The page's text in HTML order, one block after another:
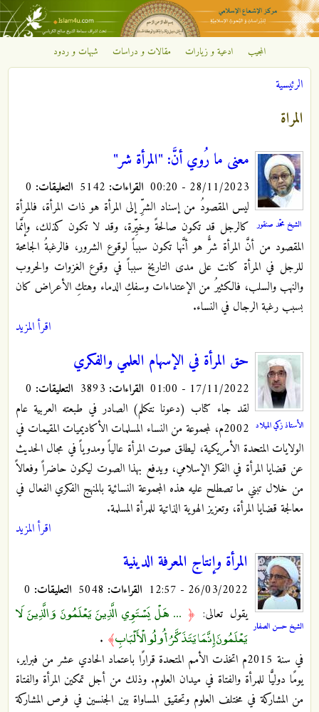
تجاوز إلى المحتوى الرئيسي
مركز
الإشعاع
الإسلامي
المجيب ادعية و زيارات مقالات و دراسات شبهات و ردود
أنت هنا
الرئيسية
المراة
الشيخ محمّد صنقور
معنى ما رُوي أنَّ: "المرأة شر"
28/11/2023 - 00:20 القراءات: التعليقات:
ليس المقصودُ من إسناد الشرِّ إلى المرأة هو ذات المرأة، فالمرأة
كالرجل قد تكون صالحةً وخيِّرة، وقد لا تكون كذلك، وإنَّما
المقصود من أنَّ المرأة شرٌّ هو أنَّها تكون سبباً لوقوع الشرور، فالرغبةُ الجامحة
للرجل في المرأة كانت على مدى التاريخ سبباً في وقوع الغزوات والحروب
والنهب والسلب، فالكثيرُ من الإعتداءات وسفكِ الدماء وهتكِ الأعراض كان
بسبب رغبة الرجال في النساء.
اقرأ المزيد
الأستاذ زكي الميلاد
حق المرأة في الإسهام العلمي والفكري
17/11/2022 - 01:00 القراءات: التعليقات:
لقد جاء كتاب (دعونا نتكلم) الصادر في طبعته العربية عام
2002م، لمجموعة من النساء المسلمات الأكاديميات المقيمات في
الولايات المتحدة الأمريكية، ليطلق صوت المرأة عالياً ومدوياً في مجال الحديث
عن قضايا المرأة في الفكر الإسلامي، ويدفع بهذا الصوت ليكون حاضراً وفعالاً
من خلال تبني ما تصطلح عليه هذه المجموعة النسائية بالمنهج الفكري الفعال في
معالجة قضايا المرأة، وتعزيز الهوية الذاتية للمرأة المسلمة.
اقرأ المزيد
الشيخ حسن الصفار
المرأة وإنتاج المعرفة الدينية
26/03/2022 - 12:57 القراءات: التعليقات:
يقول تعالى: ﴿ ... هَلْ يَسْتَوِي الَّذِينَ يَعْلَمُونَ وَالَّذِينَ لَا
يَعْلَمُونَ إِنَّمَا يَتَذَكَّرُ أُولُو الْأَلْبَابِ﴾ .
في سنة 2015م اتخذت الأمم المتحدة قرارًا باعتماد الحادي عشر من فبراير،
يومًا دوليًّا للمرأة والفتاة في ميدان العلوم. وذلك من أجل تمكين المرأة والفتاة
من المشاركة في مختلف العلوم وتحقيق المساواة بين الجنسين في فرص المشاركة